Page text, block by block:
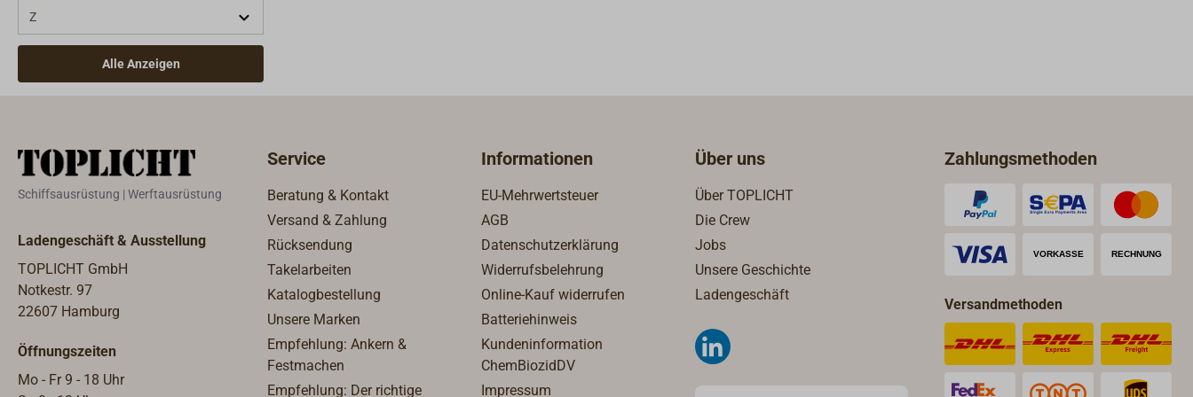
Z
Alle Anzeigen
Schiffsausrüstung | Werftausrüstung
Ladengeschäft & Ausstellung
TOPLICHT GmbH
Notkestr. 97
22607 Hamburg
Öffnungszeiten
Mo - Fr 9 - 18 Uhr
Service
Beratung & Kontakt
Versand & Zahlung
Rücksendung
Takelarbeiten
Katalogbestellung
Unsere Marken
Empfehlung: Ankern &
Festmachen
Empfehlung: Der richtige
Informationen
EU-Mehrwertsteuer
AGB
Datenschutzerklärung
Widerrufsbelehrung
Online-Kauf widerrufen
Batteriehinweis
Kundeninformation
ChemBiozidDV
Impressum
Über uns
Über TOPLICHT
Die Crew
Jobs
Unsere Geschichte
Ladengeschäft
Zahlungsmethoden
Versandmethoden